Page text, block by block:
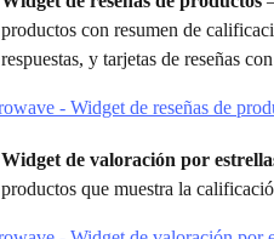
productos con resumen de
respuestas, y tarjetas de reseñas
Widget de valoración por
productos que muestra la